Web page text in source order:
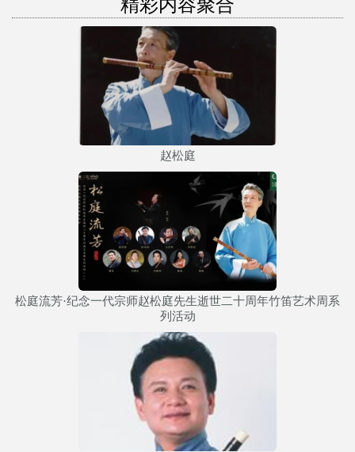
精彩内容聚合
赵松庭
松庭流芳·纪念一代宗师赵松庭先生逝世二十周年竹笛艺术周系
列活动